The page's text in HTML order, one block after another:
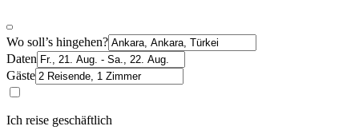
Wo soll’s hingehen?
Daten
Gäste
Ich reise geschäftlich